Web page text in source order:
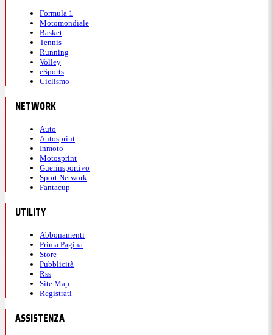
Formula 1
Motomondiale
Basket
Tennis
Running
Volley
eSports
Ciclismo
NETWORK
Auto
Autosprint
Inmoto
Motosprint
Guerinsportivo
Sport Network
Fantacup
UTILITY
Abbonamenti
Prima Pagina
Store
Pubblicità
Rss
Site Map
Registrati
ASSISTENZA